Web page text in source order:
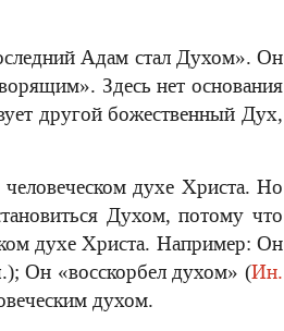
Адам стал Духом». Он
Здесь нет основания
другой божественный Дух,
духе Христа. Но
Духом, потому что
духе Христа. Например: Он
Он «восскорбел духом» (Ин.
духом.